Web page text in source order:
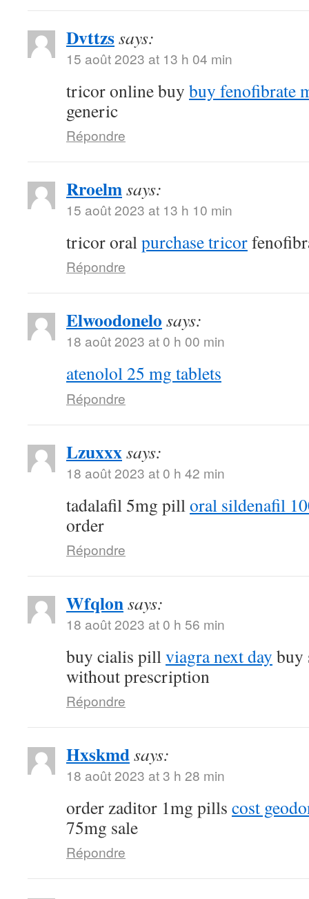
Dvttzssays:
15 août 2023 at 13 h 04 min
tricor online buy buy fenofibrate
generic
Répondre
Rroelmsays:
15 août 2023 at 13 h 10 min
tricor oralpurchase tricor
Répondre
Elwoodonelo says:
18 août 2023 at 0 h 00 min
atenolol 25 mg tablets
Répondre
Lzuxxxsays:
18 août 2023 at 0 h 42 min
tadalafil 5mg pilloral sildenafil
order
Répondre
Wfqlonsays:
18 août 2023 at 0 h 56 min
buy cialis pillviagra next day buy
without prescription
Répondre
Hxskmdsays:
18 août 2023 at 3 h 28 min
order zaditor 1mg pills cost
75mg sale
Répondre